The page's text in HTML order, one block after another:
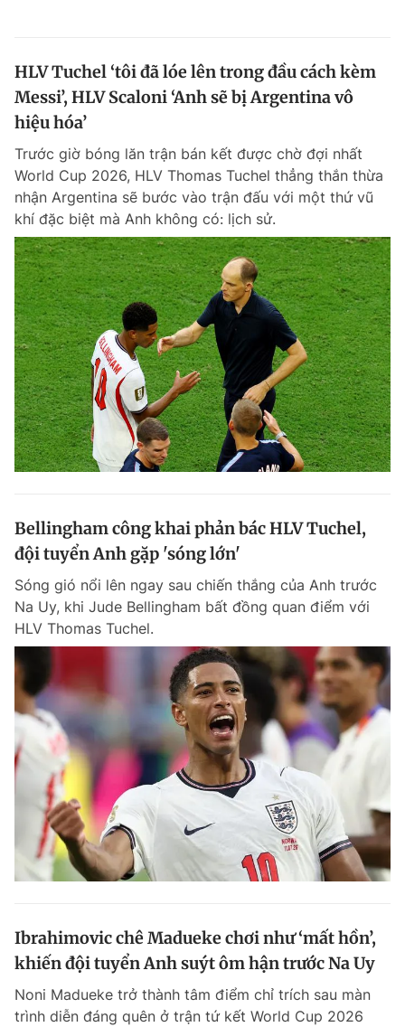
HLV Tuchel ‘tôi đã lóe lên trong đầu cách kèm
Messi’, HLV Scaloni ‘Anh sẽ bị Argentina vô
hiệu hóa’
Trước giờ bóng lăn trận bán kết được chờ đợi nhất
World Cup 2026, HLV Thomas Tuchel thẳng thắn thừa
nhận Argentina sẽ bước vào trận đấu với một thứ vũ
khí đặc biệt mà Anh không có: lịch sử.
Bellingham công khai phản bác HLV Tuchel,
đội tuyển Anh gặp 'sóng lớn'
Sóng gió nổi lên ngay sau chiến thắng của Anh trước
Na Uy, khi Jude Bellingham bất đồng quan điểm với
HLV Thomas Tuchel.
Ibrahimovic chê Madueke chơi như ‘mất hồn’,
khiến đội tuyển Anh suýt ôm hận trước Na Uy
Noni Madueke trở thành tâm điểm chỉ trích sau màn
trình diễn đáng quên ở trận tứ kết World Cup 2026